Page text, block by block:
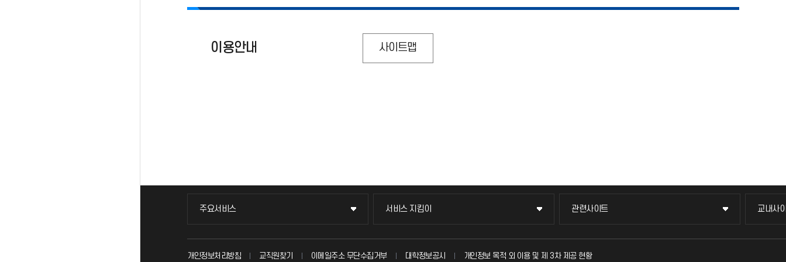
이용안내 사이트맵
주요서비스
주요서비스
교무회의방송
서비스 지킴이
서비스 지킴이
묻고 답하기
관련사이트
관련사이트
국방헬프콜
교내사
교내사
교수회
개인정보처리방침 교직원찾기 이메일주소 무단수집거부 대학정보공시 개인정보 목적 외 이용 및 제 3차 제공 현황